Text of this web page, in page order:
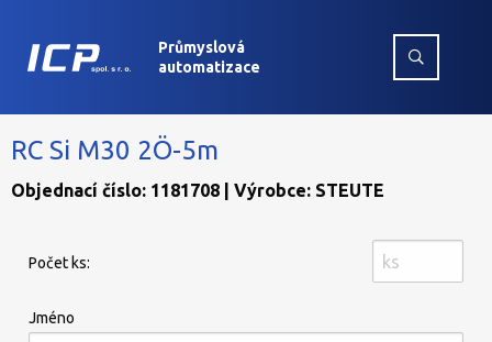
Průmyslová
automatizace
RC Si M30 2Ö-5m
Objednací číslo: 1181708 | Výrobce: STEUTE
Počet ks:
Jméno